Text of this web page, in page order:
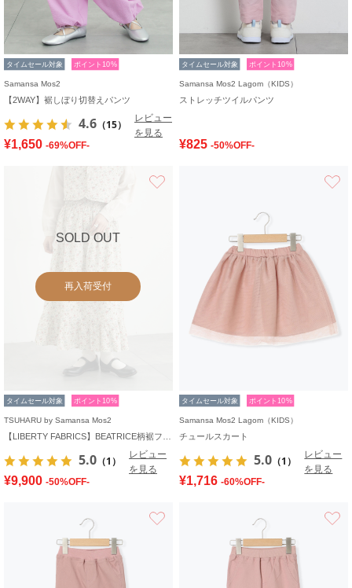
タイムセール対象 ポイント10%
Samansa Mos2
【2WAY】裾しぼり切替えパンツ
4.6 （15）
レビュー
を見る
¥1,650 -69%OFF-
タイムセール対象 ポイント10%
Samansa Mos2 Lagom（KIDS）
ストレッチツイルパンツ
¥825 -50%OFF-
SOLD OUT
再入荷受付
タイムセール対象 ポイント10%
TSUHARU by Samansa Mos2
5.0 （1）
レビュー
を見る
¥9,900 -50%OFF-
タイムセール対象 ポイント10%
Samansa Mos2 Lagom（KIDS）
チュールスカート
5.0 （1）
レビュー
を見る
¥1,716 -60%OFF-